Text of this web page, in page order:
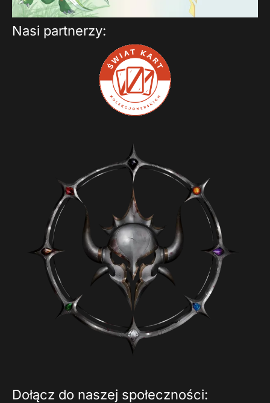
Nasi partnerzy:
Dołącz do naszej społeczności: